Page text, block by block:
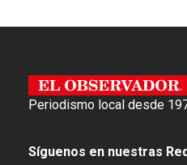
Periodismo local desde
Síguenos en nuestras